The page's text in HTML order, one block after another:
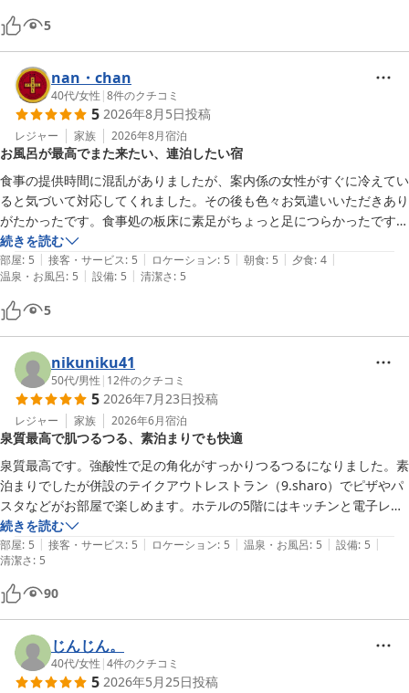
5
nan・chan
40代/女性 |8件のクチコミ
5 2026年8月5日投稿
レジャー 家族 2026年8月宿泊
お風呂が最高でまた来たい、連泊したい宿
食事の提供時間に混乱がありましたが、案内係の女性がすぐに冷えてい
ると気づいて対応してくれました。その後も色々お気遣いいただきあり
がたかったです。食事処の板床に素足がちょっと足につらかったです、
チェックイン時に案内があれば靴下を履く対応が出来たのに、と思いま
した。
肝心のお風呂は最高です、温度も色々あるし、広いし露天風呂もあり、
泉質もいい。たくさんの宿泊者がいましたがミチミチ感はなかったで
す。宿の売店、周辺の温泉街もイイ感じの雰囲気でここはまた来たい、
続きを読む
部屋: 5 | 接客・サービス: 5 | ロケーション: 5 | 朝食: 5 | 夕食: 4 |
温泉・お風呂: 5 | 設備: 5 | 清潔さ: 5
5
nikuniku41
50代/男性 | 12件のクチコミ
5 2026年7月23日投稿
レジャー 家族 2026年6月宿泊
泉質最高で肌つるつる、素泊まりでも快適
泉質最高です。強酸性で足の角化がすっかりつるつるになりました。素
泊まりでしたが併設のテイクアウトレストラン（9.sharo）でピザやパ
スタなどがお部屋で楽しめます。ホテルの5階にはキッチンと電子レン
ジもあり、素泊まりで食材持ち込みでも楽しめます。建物は少々古いで
すがエアコンもあり、清掃も行き届いています。
続きを読む
部屋: 5 | 接客・サービス: 5 | ロケーション: 5 | 温泉・お風呂: 5 | 設備: 5 |
清潔さ: 5
90
じんじん。
40代/女性 |4件のクチコミ
5 2026年5月25日投稿